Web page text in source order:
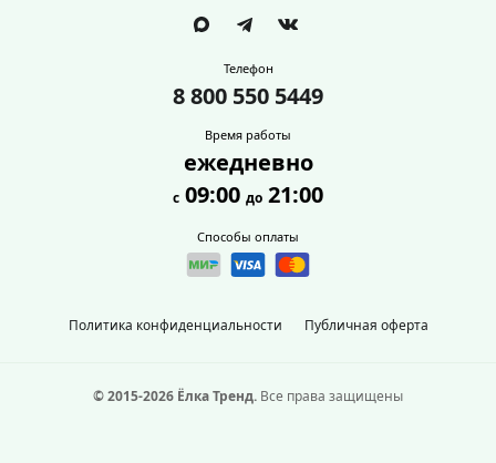
Политика конфиденциальности Публичная оферта
Телефон
8 800 550 5449
Время работы
ежедневно
с 09:00 до 21:00
Способы оплаты
© 2015-2026 Ёлка Тренд. Все права защищены